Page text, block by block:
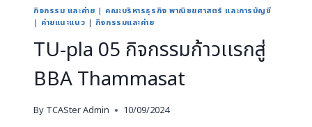
กิจกรรม และค่าย | คณะบริหารธุรกิจ พาณิชยศาสตร์ และการบัญชี
| ค่ายแนะแนว | กิจกรรมและค่าย
TU-pla 05 กิจกรรมก้าวเเรกสู่
BBA Thammasat
By TCASter Admin 10/09/2024